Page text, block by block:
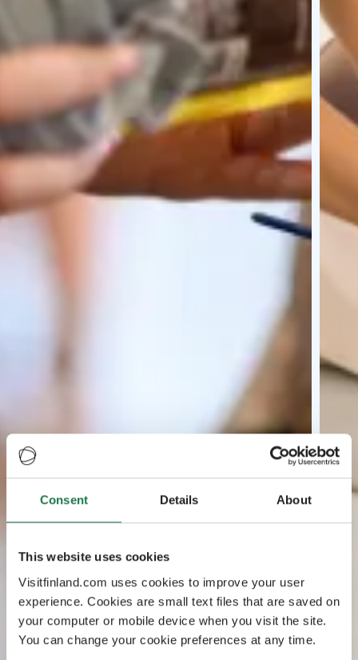
Consent Details About
This website uses cookies
Visitfinland.com uses cookies to improve your user
experience. Cookies are small text files that are saved on
your computer or mobile device when you visit the site.
You can change your cookie preferences at any time.